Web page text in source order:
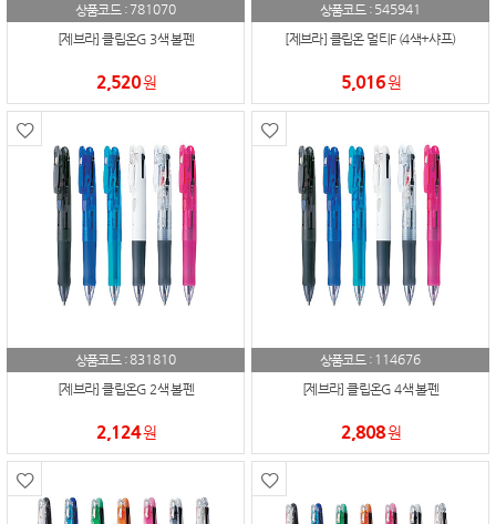
상품코드 : 781070
[제브라] 클립온G 3색 볼펜
2,520원
상품코드 : 545941
[제브라] 클립온 멀티F (4색+샤프)
5,016원
상품코드 :831810
[제브라] 클립온G 2색 볼펜
2,124원
상품코드 : 114676
[제브라] 클립온G 4색 볼펜
2,808원